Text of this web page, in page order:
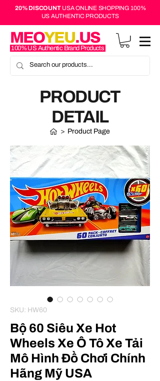
20% DISCOUNTUSA ONLINE SHOPPING 100%
US AUTHENTIC PRODUCTS
MEOYEU.US
100% US Authentic Brand Products
PRODUCT
DETAIL
> Product Page
SKU: HW60
Bộ 60 Siêu Xe Hot
Wheels Xe Ô Tô Xe Tải
Mô Hình Đồ Chơi Chính
Hãng Mỹ USA